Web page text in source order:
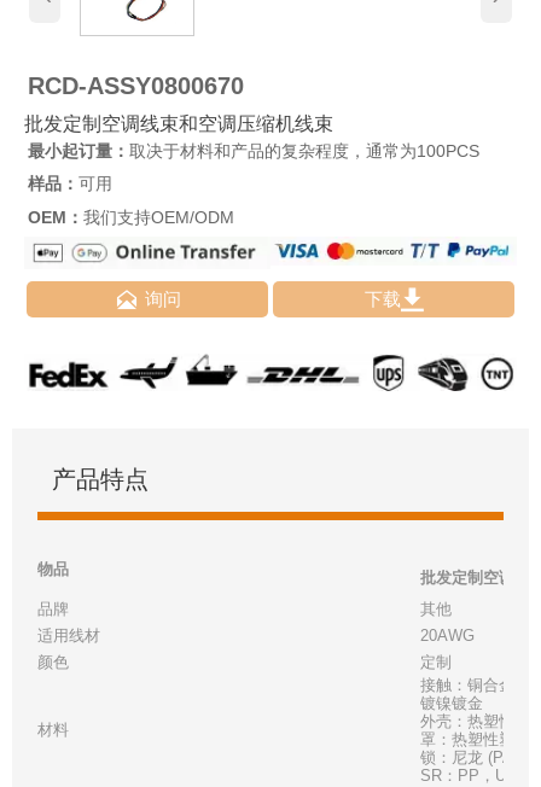
RCD-ASSY0800670
批发定制空调线束和空调压缩机线束
最小起订量： 取决于材料和产品的复杂程度，通常为100PCS
样品： 可用
OEM： 我们支持OEM/ODM
 询问 下载
产品特点
物品
批发定制空调线
品牌
其他
适用线材
20AWG
颜色
定制
材料
接触：铜合金，
镀镍镀金
外壳：热塑性塑
罩：热塑性塑料
锁：尼龙 (PA66)
SR：PP，UL